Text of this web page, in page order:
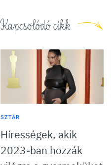
Kapcsolódó cikk
SZTÁR
Hírességek, akik
2023-ban hozzák